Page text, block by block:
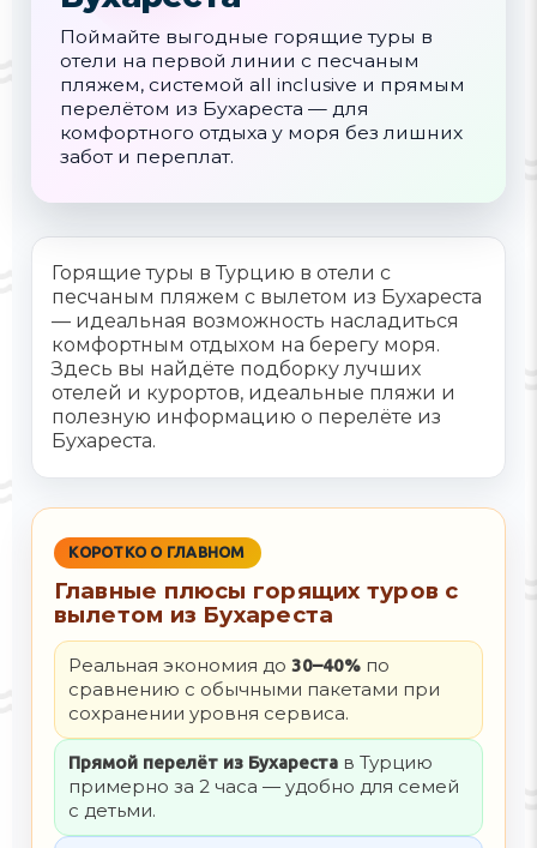
Поймайте выгодные горящие туры в
отели на первой линии с песчаным
пляжем, системой all inclusive и прямым
перелётом из Бухареста — для
комфортного отдыха у моря без лишних
забот и переплат.
Горящие туры в Турцию в отели с
песчаным пляжем с вылетом из Бухареста
— идеальная возможность насладиться
комфортным отдыхом на берегу моря.
Здесь вы найдёте подборку лучших
отелей и курортов, идеальные пляжи и
полезную информацию о перелёте из
Бухареста.
КОРОТКО О ГЛАВНОМ
Главные плюсы горящих туров с
вылетом из Бухареста
Реальная экономия до 30–40%по
сравнению с обычными пакетами при
сохранении уровня сервиса.
Прямой перелёт из Бухарестав Турцию
примерно за 2 часа — удобно для семей
с детьми.